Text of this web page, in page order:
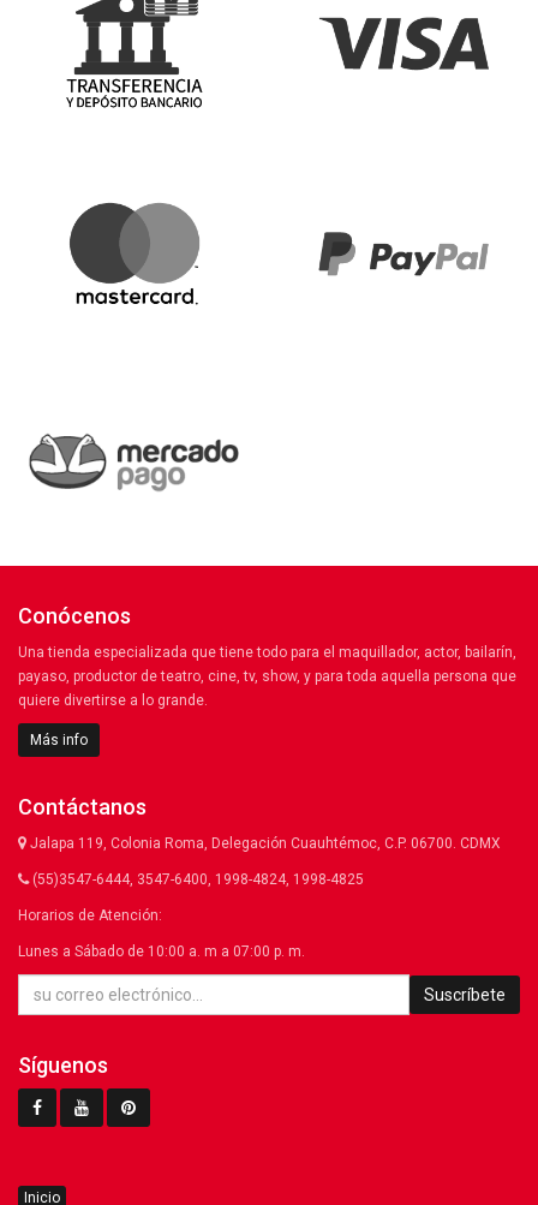
Conócenos
Una tienda especializada que tiene todo para el maquillador, actor, bailarín,
payaso, productor de teatro, cine, tv, show, y para toda aquella persona que
quiere divertirse a lo grande.
Más info
Contáctanos
Jalapa 119, Colonia Roma, Delegación Cuauhtémoc, C.P. 06700. CDMX
(55)3547-6444, 3547-6400, 1998-4824, 1998-4825
Horarios de Atención:
Lunes a Sábado de 10:00 a. m a 07:00 p. m.
Suscríbete
Síguenos
Inicio